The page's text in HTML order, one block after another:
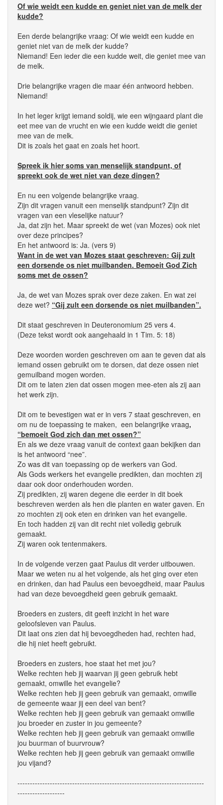
Of wie weidt een kudde en geniet niet van de melk der
kudde?
Een derde belangrijke vraag: Of wie weidt een kudde en
geniet niet van de melk der kudde?
Niemand! Een ieder die een kudde weit, die geniet mee van
de melk.
Drie belangrijke vragen die maar één antwoord hebben.
Niemand!
In het leger krijgt iemand soldij, wie een wijngaard plant die
eet mee van de vrucht en wie een kudde weidt die geniet
mee van de melk.
Dit is zoals het gaat en zoals het hoort.
Spreek ik hier soms van menselijk standpunt, of
spreekt ook de wet niet van deze dingen?
En nu een volgende belangrijke vraag.
Zijn dit vragen vanuit een menselijk standpunt? Zijn dit
vragen van een vleselijke natuur?
Ja, dat zijn het. Maar spreekt de wet (van Mozes) ook niet
over deze principes?
En het antwoord is: Ja. (vers 9)
Want in de wet van Mozes staat geschreven: Gij zult
een dorsende os niet muilbanden. Bemoeit God Zich
soms met de ossen?
Ja, de wet van Mozes sprak over deze zaken. En wat zei
deze wet? “Gij zult een dorsende os niet muilbanden”.
Dit staat geschreven in Deuteronomium 25 vers 4.
(Deze tekst wordt ook aangehaald in 1 Tim. 5: 18)
Deze woorden worden geschreven om aan te geven dat als
iemand ossen gebruikt om te dorsen, dat deze ossen niet
gemuilband mogen worden.
Dit om te laten zien dat ossen mogen mee-eten als zij aan
het werk zijn.
Dit om te bevestigen wat er in vers 7 staat geschreven, en
om nu de toepassing te maken, een belangrijke vraag,
“bemoeit God zich dan met ossen?”
En als we deze vraag vanuit de context gaan bekijken dan
is het antwoord “nee”.
Zo was dit van toepassing op de werkers van God.
Als Gods werkers het evangelie predikten, dan mochten zij
daar ook door onderhouden worden.
Zij predikten, zij waren degene die eerder in dit boek
beschreven werden als hen die planten en water gaven. En
zo mochten zij ook eten en drinken van het evangelie.
En toch hadden zij van dit recht niet volledig gebruik
gemaakt.
Zij waren ook tentenmakers.
In de volgende verzen gaat Paulus dit verder uitbouwen.
Maar we weten nu al het volgende, als het ging over eten
en drinken, dan had Paulus een bevoegdheid, maar Paulus
had van deze bevoegdheid geen gebruik gemaakt.
Broeders en zusters, dit geeft inzicht in het ware
geloofsleven van Paulus.
Dit laat ons zien dat hij bevoegdheden had, rechten had,
die hij niet heeft gebruikt.
Broeders en zusters, hoe staat het met jou?
Welke rechten heb jij waarvan jij geen gebruik hebt
gemaakt, omwille het evangelie?
Welke rechten heb jij geen gebruik van gemaakt, omwille
de gemeente waar jij een deel van bent?
Welke rechten heb jij geen gebruik van gemaakt omwille
jou broeder en zuster in jou gemeente?
Welke rechten heb jij geen gebruik van gemaakt omwille
jou buurman of buurvrouw?
Welke rechten heb jij geen gebruik van gemaakt omwille
jou vijand?
---------------------------------------------------------------------------
-------------------